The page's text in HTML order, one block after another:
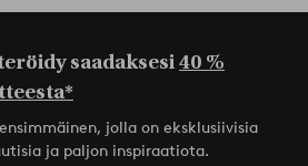
saadaksesi40 %
jolla on eksklusiivisia
ja paljon inspiraatiota.